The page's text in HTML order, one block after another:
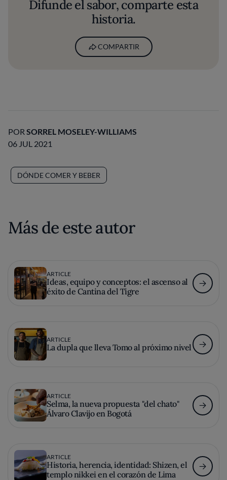
Difunde el sabor, comparte esta
historia.
COMPARTIR
POR SORREL MOSELEY-WILLIAMS
06 JUL 2021
DÓNDE COMER Y BEBER
Más de este autor
ARTICLE
Ideas, equipo y conceptos: el ascenso al
éxito de Cantina del Tigre
ARTICLE
La dupla que lleva Tomo al próximo nivel
ARTICLE
Selma, la nueva propuesta "del chato"
Álvaro Clavijo en Bogotá
ARTICLE
Historia, herencia, identidad: Shizen, el
templo nikkei en el corazón de Lima